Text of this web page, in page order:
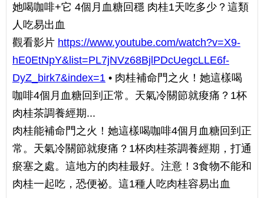
她喝咖啡+它 4個月血糖回穩 肉桂1天吃多少？這類
人吃易出血
觀看影片 https://www.youtube.com/watch?v=X9-
hE0EtNpY&list=PL7jNVz68BjlPDcUegcLLE6f-
DyZ_birk7&index=1 • 肉桂補命門之火！她這樣喝
咖啡4個月血糖回到正常。天氣冷關節就痠痛？1杯
肉桂茶調養經期...
肉桂能補命門之火！她這樣喝咖啡4個月血糖回到正
常。天氣冷關節就痠痛？1杯肉桂茶調養經期，打通
瘀塞之處。這地方的肉桂最好。注意！3食物不能和
肉桂一起吃，恐便祕。這1種人吃肉桂容易出血